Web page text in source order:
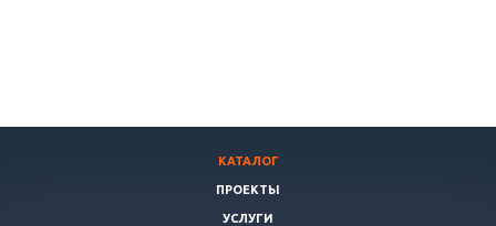
КАТАЛОГ
ПРОЕКТЫ
УСЛУГИ